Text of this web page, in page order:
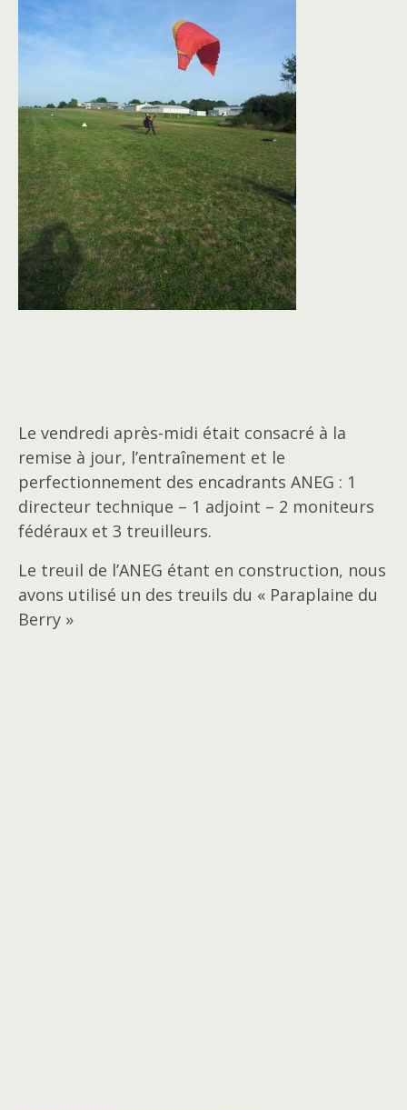
Le vendredi après-midi était consacré à la
remise à jour, l’entraînement et le
perfectionnement des encadrants ANEG : 1
directeur technique – 1 adjoint – 2 moniteurs
fédéraux et 3 treuilleurs.
Le treuil de l’ANEG étant en construction, nous
avons utilisé un des treuils du « Paraplaine du
Berry »